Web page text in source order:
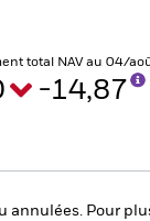
total NAV au 04/
-14,87
annulées. Pour